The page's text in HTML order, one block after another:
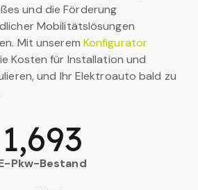
und die Förderung
Mobilitätslösungen
Mit unserem Konfigurator
Kosten für Installation und
und Ihr Elektroauto bald zu
Pkw-Bestand
1,693